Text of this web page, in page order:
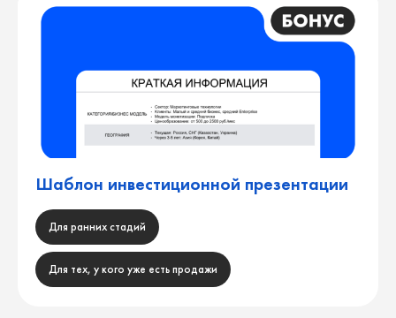
Шаблон инвестиционной презентации
Для ранних стадий
Для тех, у кого уже есть продажи